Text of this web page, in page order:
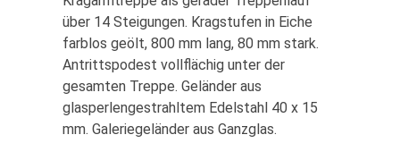
über 14 Steigungen. Kragstufen in Eiche
farblos geölt, 800 mm lang, 80 mm stark.
Antrittspodest vollflächig unter der
gesamten Treppe. Geländer aus
glasperlengestrahltem Edelstahl 40 x 15
mm. Galeriegeländer aus Ganzglas.